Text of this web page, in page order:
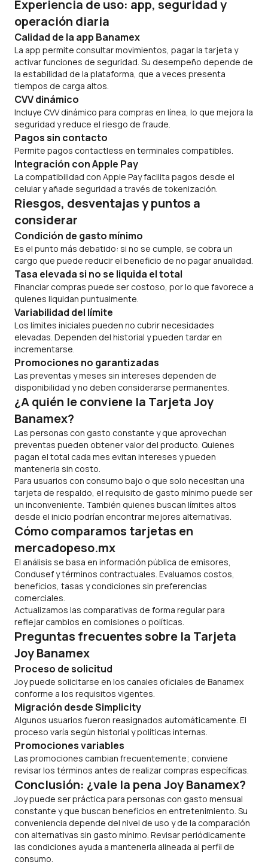
Experiencia de uso: app, seguridad y
operación diaria
Calidad de la app Banamex
La app permite consultar movimientos, pagar la tarjeta y
activar funciones de seguridad. Su desempeño depende de
la estabilidad de la plataforma, que a veces presenta
tiempos de carga altos.
CVV dinámico
Incluye CVV dinámico para compras en línea, lo que mejora la
seguridad y reduce el riesgo de fraude.
Pagos sin contacto
Permite pagos contactless en terminales compatibles.
Integración con Apple Pay
La compatibilidad con Apple Pay facilita pagos desde el
celular y añade seguridad a través de tokenización.
Riesgos, desventajas y puntos a
considerar
Condición de gasto mínimo
Es el punto más debatido: si no se cumple, se cobra un
cargo que puede reducir el beneficio de no pagar anualidad.
Tasa elevada si no se liquida el total
Financiar compras puede ser costoso, por lo que favorece a
quienes liquidan puntualmente.
Variabilidad del límite
Los límites iniciales pueden no cubrir necesidades
elevadas. Dependen del historial y pueden tardar en
incrementarse.
Promociones no garantizadas
Las preventas y meses sin intereses dependen de
disponibilidad y no deben considerarse permanentes.
¿A quién le conviene la Tarjeta Joy
Banamex?
Las personas con gasto constante y que aprovechan
preventas pueden obtener valor del producto. Quienes
pagan el total cada mes evitan intereses y pueden
mantenerla sin costo.
Para usuarios con consumo bajo o que solo necesitan una
tarjeta de respaldo, el requisito de gasto mínimo puede ser
un inconveniente. También quienes buscan límites altos
desde el inicio podrían encontrar mejores alternativas.
Cómo comparamos tarjetas en
mercadopeso.mx
El análisis se basa en información pública de emisores,
Condusef y términos contractuales. Evaluamos costos,
beneficios, tasas y condiciones sin preferencias
comerciales.
Actualizamos las comparativas de forma regular para
reflejar cambios en comisiones o políticas.
Preguntas frecuentes sobre la Tarjeta
Joy Banamex
Proceso de solicitud
Joy puede solicitarse en los canales oficiales de Banamex
conforme a los requisitos vigentes.
Migración desde Simplicity
Algunos usuarios fueron reasignados automáticamente. El
proceso varía según historial y políticas internas.
Promociones variables
Las promociones cambian frecuentemente; conviene
revisar los términos antes de realizar compras específicas.
Conclusión: ¿vale la pena Joy Banamex?
Joy puede ser práctica para personas con gasto mensual
constante y que buscan beneficios en entretenimiento. Su
conveniencia depende del nivel de uso y de la comparación
con alternativas sin gasto mínimo. Revisar periódicamente
las condiciones ayuda a mantenerla alineada al perfil de
consumo.